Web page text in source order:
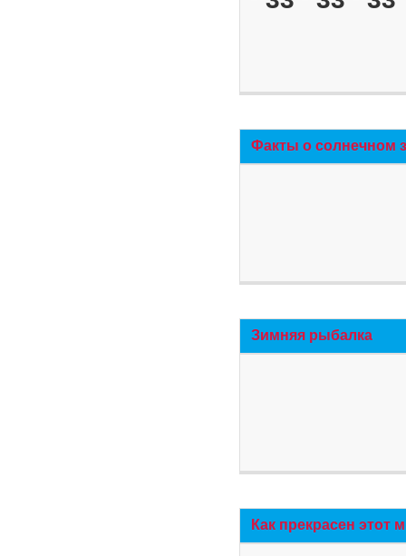
Факты о солнечном
Зимняя рыбалка
Как прекрасен этот